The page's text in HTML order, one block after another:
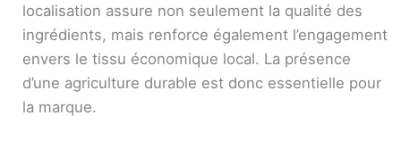
localisation assure non seulement la qualité des
ingrédients, mais renforce également l’engagement
envers le tissu économique local. La présence
d’une agriculture durable est donc essentielle pour
la marque.